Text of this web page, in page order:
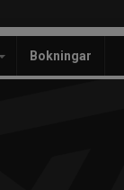
Bokningar